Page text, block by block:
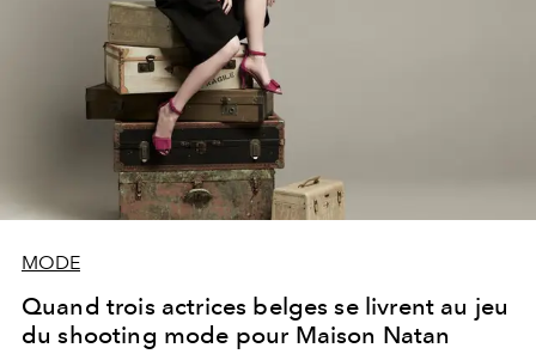
MODE
Quand trois actrices belges se livrent au jeu
du shooting mode pour Maison Natan